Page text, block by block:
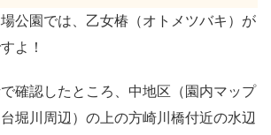
公園では、乙女椿（オトメツバキ）が
よ！
確認したところ、中地区（園内マップ
堀川周辺）の上の方崎川橋付近の水辺